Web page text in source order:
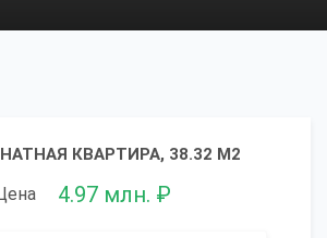
КВАРТИРА, 38.32 М2
4.97 млн. ₽